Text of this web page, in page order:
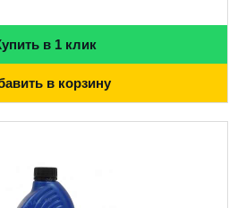
в 1 клик
в корзину